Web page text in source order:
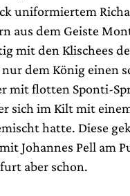
uniformiertem
aus dem Geiste
mit den Klischees
dem König einen
mit flotten Sponti-
sich im Kilt mit
hatte. Diese
Johannes Pell am
aber schon.